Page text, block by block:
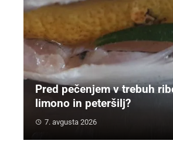
Pred pečenjem v trebuh
limono in peteršilj?
7. avgusta 2026